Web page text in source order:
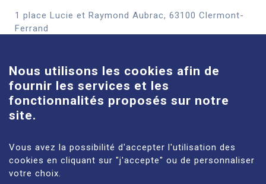
1 place Lucie et Raymond Aubrac, 63100 Clermont-
Ferrand
Site Louise-Michel
61 route de Châteaugay, 63118 Cébazat
En savoir plus
Nous utilisons les cookies afin de
fournir les services et les
fonctionnalités proposés sur notre
site.
Vous avez la possibilité d'accepter l'utilisation des
cookies en cliquant sur "j'accepte" ou de personnaliser
votre choix.